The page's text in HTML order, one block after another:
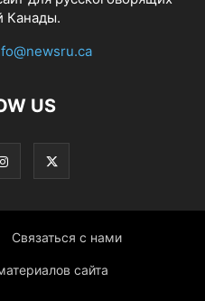
Канады.
US
Связаться с нами
сайта